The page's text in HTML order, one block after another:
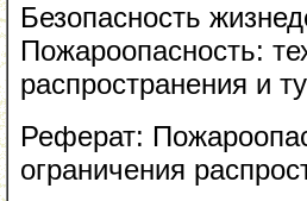
Безопасность
Пожароопасность:
распространения и
Реферат:
ограничения